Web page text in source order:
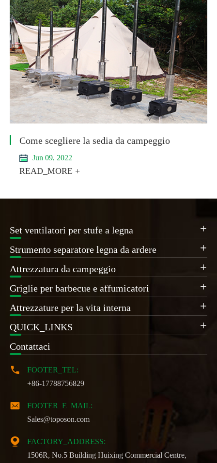
Come scegliere la sedia da campeggio
Jun 09, 2022
READ_MORE +
Set ventilatori per stufe a legna 
Strumento separatore legna da ardere 
Attrezzatura da campeggio 
Griglie per barbecue e affumicatori 
Attrezzature per la vita interna 
QUICK_LINKS 
Contattaci

FOOTER_TEL:
+86-17788756829

FOOTER_E_MAIL:
Sales@toposon.com

FACTORY_ADDRESS:
1506R, No.5 Building Huixing Commercial Centre,